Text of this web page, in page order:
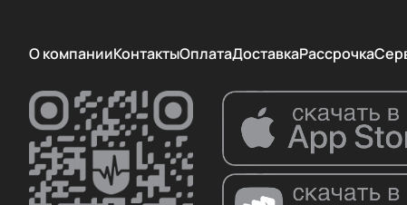
О компанииКонтактыОплатаДоставкаРассрочка